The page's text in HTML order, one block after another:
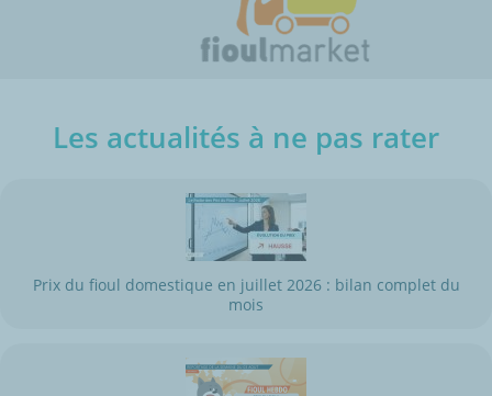
Les actualités à ne pas rater
Prix du fioul domestique en juillet 2026 : bilan complet du
mois